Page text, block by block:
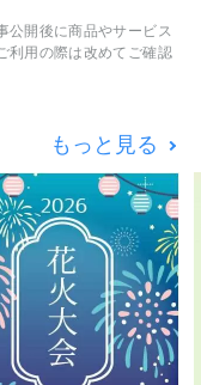
潮の恵み、全国で
の恵み豊かな自然
公開後に商品やサービス
利用の際は改めてご確認
もっと見る